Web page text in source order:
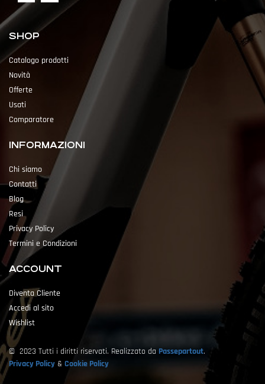
SHOP
Catalogo prodotti
Novità
Offerte
Usati
Comparatore
INFORMAZIONI
Chi siamo
Contatti
Blog
Resi
Privacy Policy
Termini e Condizioni
ACCOUNT
Diventa Cliente
Accedi al sito
Wishlist
© 2023 Tutti i diritti riservati. Realizzato da Passepartout.
Privacy Policy & Cookie Policy